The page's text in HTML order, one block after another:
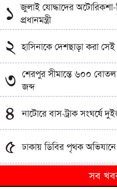
১ জুলাই যোদ্ধাদের
প্রধানমন্ত্রী
২ হাসিনাকে দেশছাড়া করা
৩ শেরপুর সীমান্তে ৬০০
জব্দ
৪ নাটোরে বাস-ট্রাক
৫ ঢাকায় ডিবির পৃথক
বিদ্যুৎ ও জ্বালানি খাত
সব